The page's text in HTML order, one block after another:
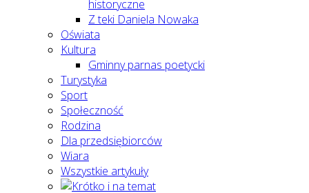
historyczne
Z teki Daniela Nowaka
Oświata
Kultura
Gminny parnas poetycki
Turystyka
Sport
Społeczność
Rodzina
Dla przedsiębiorców
Wiara
Wszystkie artykuły